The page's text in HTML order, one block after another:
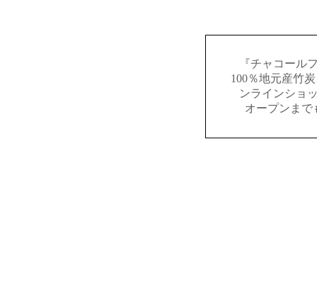
『チャコー
100％地元産竹
ンラインショ
オープンまで